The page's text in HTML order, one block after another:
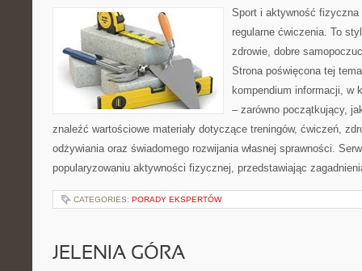
Sport i aktywność
regularne ćwiczenia. To
zdrowie, dobre
Strona poświęcona tej
kompendium informacji, w
– zarówno początkujący,
znaleźć wartościowe materiały dotyczące treningów, ćwiczeń,
odżywiania oraz świadomego rozwijania własnej sprawności.
popularyzowaniu aktywności fizycznej, przedstawiając
CATEGORIES: PORADY EKSPERTÓW
JELENIA GÓRA